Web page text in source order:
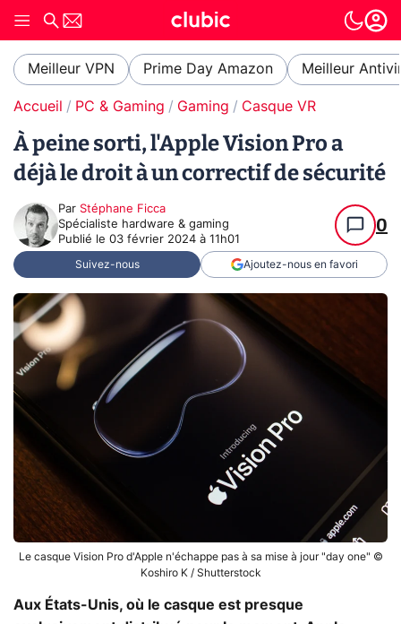
Meilleur VPN Prime Day Amazon Meilleur
Accueil PC & Gaming Gaming Casque VR
À peine sorti, l'Apple Vision Pro a
déjà le droit à un correctif de sécurité
Par Stéphane Ficca
Spécialiste hardware & gaming
Publié le 03 février 2024 à 11h01
0
Suivez-nous Ajoutez-nous en favori
Le casque Vision Pro d'Apple n'échappe pas à sa mise à jour "day one" ©
Koshiro K / Shutterstock
Aux États-Unis, où le casque est presque